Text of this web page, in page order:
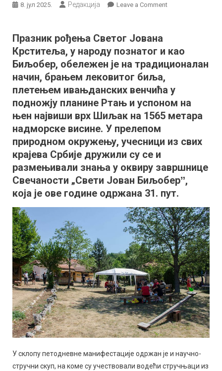
8. јул 2025. Редакција Leave a Commenton
пут:
Плетење
на
Ртањ
и
принцезе
Празник рођења Светог Јована
Крститеља, у народу познатог и као
Биљобер, обележен је на традиционалан
начин, брањем лековитог биља,
плетењем ивањданских венчића у
подножју планине Ртањ и успоном на
њен највиши врх Шиљак на 1565 метара
надморске висине. У прелепом
природном окружењу, учесници из свих
крајева Србије дружили су се и
размењивали знања у оквиру завршнице
Свечаности „Свети Јован Биљоберˮ,
која је ове године одржана 31. пут.
У склопу петодневне манифестације одржан је и научно-
стручни скуп, на коме су учествовали водећи стручњаци из